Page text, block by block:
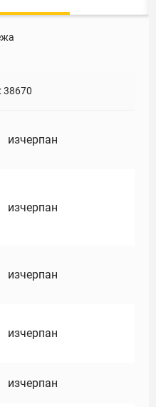
38670
изчерпан
изчерпан
изчерпан
изчерпан
изчерпан